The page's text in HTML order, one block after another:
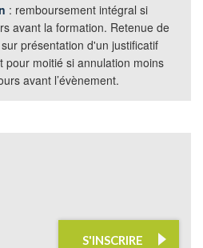
: remboursement intégral si
avant la formation. Retenue de
présentation d'un justificatif
pour moitié si annulation moins
avant l’évènement.
S'INSCRIRE